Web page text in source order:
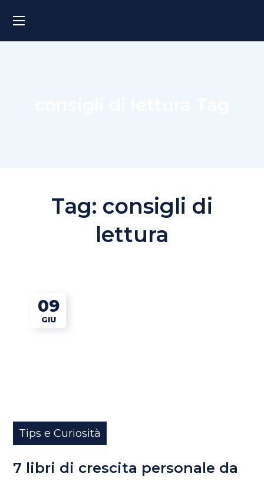
Tag: consigli di
lettura
09
GIU
Tips e Curiosità
7 libri di crescita personale da